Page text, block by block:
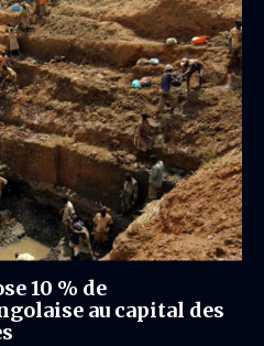
10 % de
au capital des